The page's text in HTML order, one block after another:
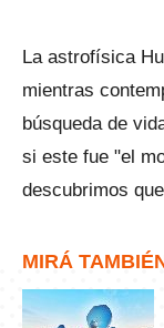
La astrofísica
mientras
búsqueda de
si este fue "el
descubrimos
MIRÁ